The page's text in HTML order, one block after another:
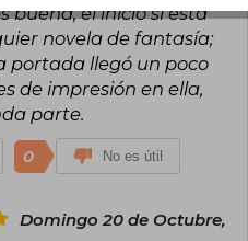
buena, el inicio si está
novela de fantasía;
portada llegó un poco
de impresión en ella,
parte.
0 No es útil
Domingo 20 de Octubre,